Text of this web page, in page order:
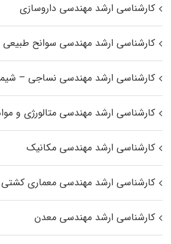
کارشناسی ارشد مهندسی داروسازی
کارشناسی ارشد مهندسی سوانح طبیعی
کارشناسی ارشد مهندسی نساجی –
کارشناسی ارشد مهندسی متالورژی و
کارشناسی ارشد مهندسی مکانیک
کارشناسی ارشد مهندسی معماری کشتی
کارشناسی ارشد مهندسی معدن